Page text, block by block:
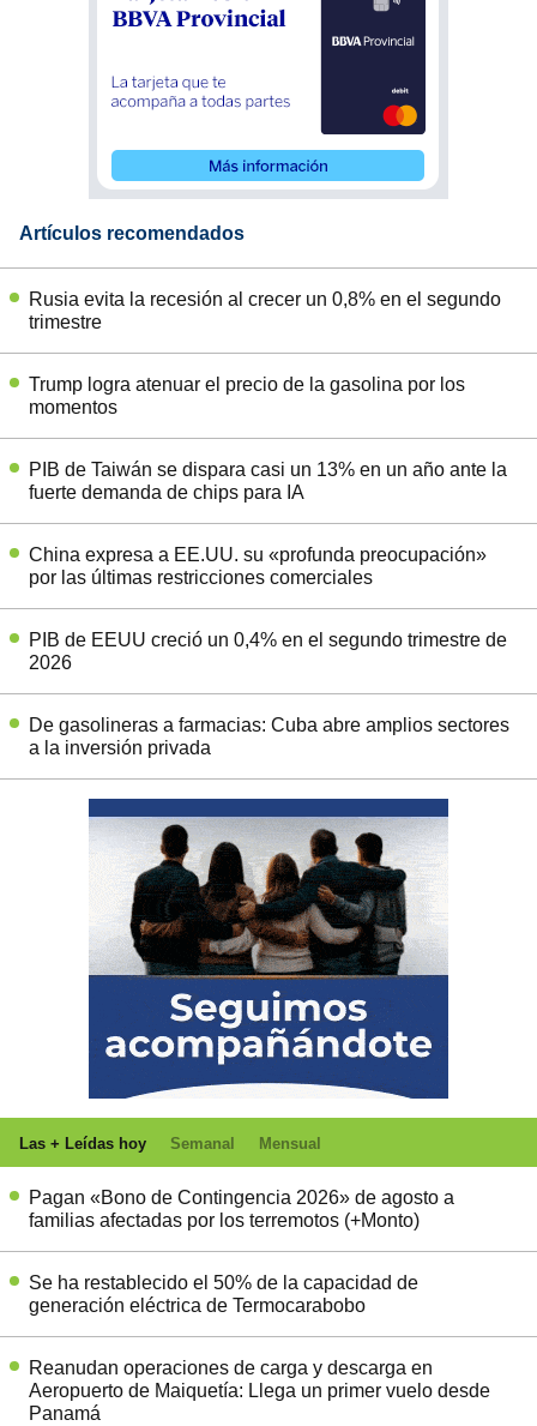
Artículos recomendados
Rusia evita la recesión al crecer un 0,8% en el segundo
trimestre
Trump logra atenuar el precio de la gasolina por los
momentos
PIB de Taiwán se dispara casi un 13% en un año ante la
fuerte demanda de chips para IA
China expresa a EE.UU. su «profunda preocupación»
por las últimas restricciones comerciales
PIB de EEUU creció un 0,4% en el segundo trimestre de
2026
De gasolineras a farmacias: Cuba abre amplios sectores
a la inversión privada
Las + Leídas hoy Semanal Mensual
Pagan «Bono de Contingencia 2026» de agosto a
familias afectadas por los terremotos (+Monto)
Se ha restablecido el 50% de la capacidad de
generación eléctrica de Termocarabobo
Reanudan operaciones de carga y descarga en
Aeropuerto de Maiquetía: Llega un primer vuelo desde
Panamá